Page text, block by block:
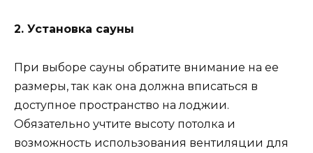
2. Установка сауны
При выборе сауны обратите внимание на ее
размеры, так как она должна вписаться в
доступное пространство на лоджии.
Обязательно учтите высоту потолка и
возможность использования вентиляции для